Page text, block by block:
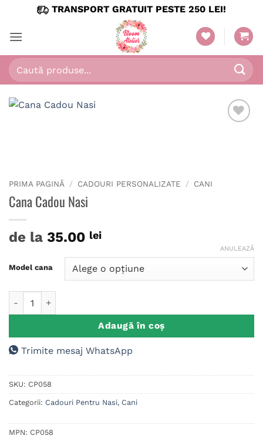
content
TRANSPORT GRATUIT PESTE 250 LEI!
Caută
după:
PRIMA PAGINĂ / CADOURI PERSONALIZATE / CANI
Cana Cadou Nasi
de la 35.00 lei
Model cana
ANULEAZĂ
Adaugă în coș
Trimite mesaj WhatsApp
SKU: CP058
Categorii: Cadouri Pentru Nasi, Cani
MPN: CP058